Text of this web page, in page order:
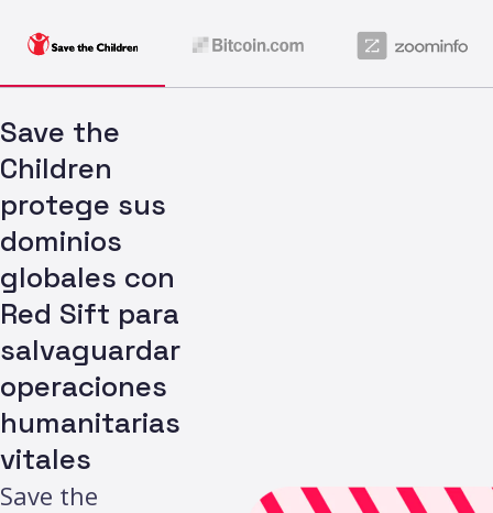
Save the
Children
protege sus
dominios
globales con
Red Sift para
salvaguardar
operaciones
humanitarias
vitales
Save the